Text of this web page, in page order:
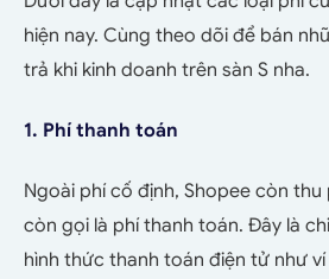
hiện nay. Cùng theo dõi để bán
trả khi kinh doanh trên sàn S nha.
1. Phí thanh toán
Ngoài phí cố định, Shopee còn thu
còn gọi là phí thanh toán. Đây là
hình thức thanh toán điện tử như ví